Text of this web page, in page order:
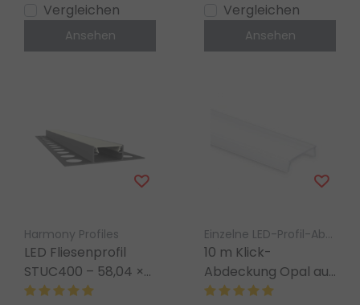
Vergleichen
Ansehen
Vergleichen
Ansehen
Harmony Profiles
LED Fliesenprofil
STUC400 – 58,04 ×
10,8 mm, mit
Einzelne LED-Profil-Abdeckung LED Gigant
10 m Klick-
Abdeckung Opal auf
Rolle – für T3H